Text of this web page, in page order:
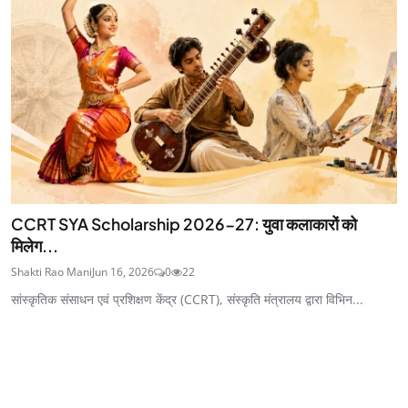
CCRT SYA Scholarship 2026-27: युवा कलाकारों को
मिलेग...
Shakti Rao ManiJun 16, 2026 0 22
सांस्कृतिक संसाधन एवं प्रशिक्षण केंद्र (CCRT), संस्कृति मंत्रालय द्वारा विभिन...